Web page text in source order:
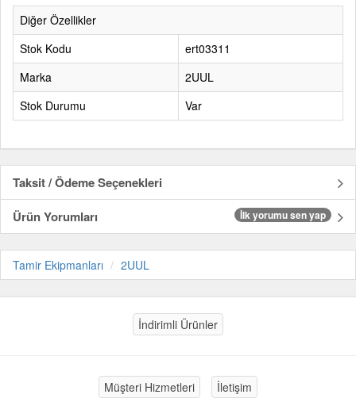
Diğer Özellikler
Stok Kodu
ert03311
Marka
2UUL
Stok Durumu
Var
Taksit / Ödeme Seçenekleri
Ürün Yorumları
İlk yorumu sen yap
Tamir Ekipmanları 2UUL
İndirimli Ürünler
Müşteri Hizmetleri İletişim